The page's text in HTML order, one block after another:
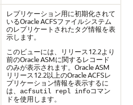
レプリケーション用に初期化されて
いるOracle ACFSファイルシステム
のレプリケートされたタグ情報を表
示します。
このビューには、リリース12.2より
前のOracle ASMに関するレコード
のみが表示されます。Oracle ASM
リリース12.2以上のOracle ACFSレ
プリケーション情報を表示するに
は、
acfsutil repl infoコマン
ドを使用します。